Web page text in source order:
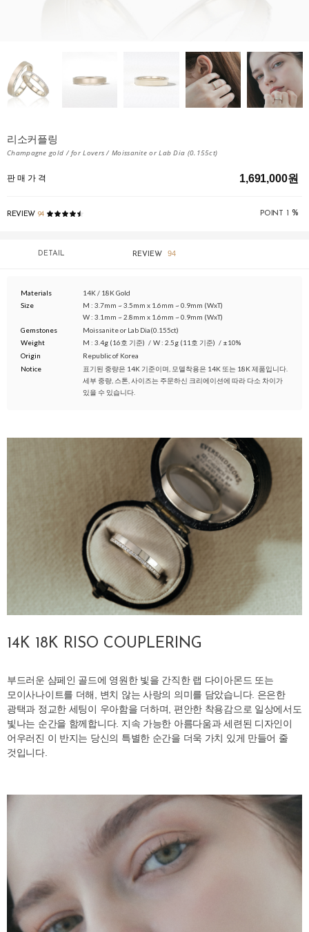
리소커플링
Champagne gold / for Lovers / Moissanite or Lab Dia (0.155ct)
판 매 가 격 1,691,000원
POINT %
REVIEW 94
DETAIL REVIEW 94
Materials
14K / 18K Gold
Size
M : 3.7mm ~ 3.5mm x 1.6mm ~ 0.9mm (WxT)
W : 3.1mm ~ 2.8mm x 1.6mm ~ 0.9mm (WxT)
Gemstones
Moissanite or Lab Dia(0.155ct)
Weight
M : 3.4g (16호 기준) / W : 2.5g (11호 기준) / ±10%
Origin
Republic of Korea
Notice
표기된 중량은 14K 기준이며, 모델착용은 14K 또는 18K 제품입니다.
세부 중량, 스톤, 사이즈는 주문하신 크리에이션에 따라 다소 차이가
있을 수 있습니다.
14K 18K RISO COUPLERING
부드러운 샴페인 골드에 영원한 빛을 간직한 랩 다이아몬드 또는
모이사나이트를 더해, 변치 않는 사랑의 의미를 담았습니다. 은은한
광택과 정교한 세팅이 우아함을 더하며, 편안한 착용감으로 일상에서도
빛나는 순간을 함께합니다. 지속 가능한 아름다움과 세련된 디자인이
어우러진 이 반지는 당신의 특별한 순간을 더욱 가치 있게 만들어 줄
것입니다.